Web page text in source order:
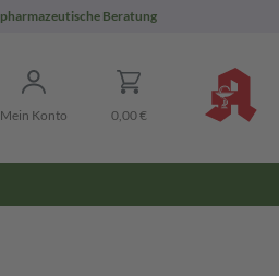
pharmazeutische Beratung
Mein Konto 0,00 €